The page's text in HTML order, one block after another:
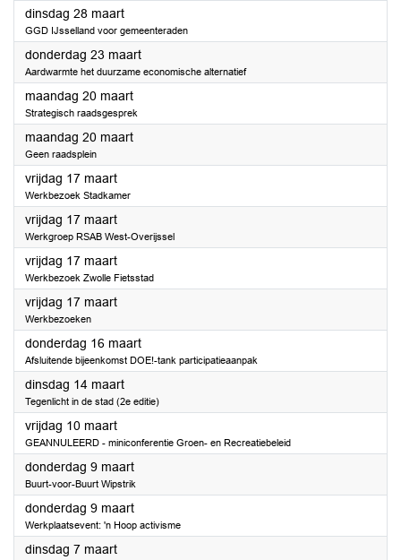
dinsdag 28 maart2023
GGD IJsselland voor gemeenteraden
donderdag 23 maart2023
Aardwarmte het duurzame economische alternatief
maandag 20 maart2023
Strategisch raadsgesprek
maandag 20 maart2023
Geen raadsplein
vrijdag 17 maart2023
Werkbezoek Stadkamer
vrijdag 17 maart2023
Werkgroep RSAB West-Overijssel
vrijdag 17 maart2023
Werkbezoek Zwolle Fietsstad
vrijdag 17 maart2023
Werkbezoeken
donderdag 16 maart2023
Afsluitende bijeenkomst DOE!-tank participatieaanpak
dinsdag 14 maart2023
Tegenlicht in de stad (2e editie)
vrijdag 10 maart2023
GEANNULEERD - miniconferentie Groen- en Recreatiebeleid
donderdag 9 maart2023
Buurt-voor-Buurt Wipstrik
donderdag 9 maart2023
Werkplaatsevent: 'n Hoop activisme
dinsdag 7 maart2023